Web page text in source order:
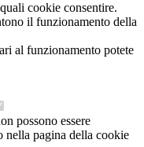
cookie consentire.
il funzionamento della
al funzionamento potete
possono essere
nella pagina della cookie